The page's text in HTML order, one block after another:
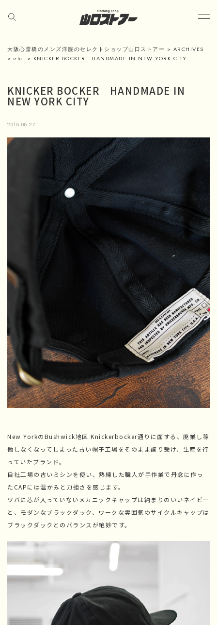
大阪心斎橋のメンズ洋服のセレクトショップ山口ストアー > ARCHIVES
> etc. > KNICKER BOCKER HANDMADE IN NEW YORK CITY
KNICKER BOCKER HANDMADE IN
NEW YORK CITY
2018-08-27
New YorkのBushwick地区 Knickerbocker通りに面する、廃業し稼
働しなくなってしまった古い帽子工場をそのまま譲り受け、生産を行
っていたブランド。
自社工場の古いミシンを使い、熟練した職人が手作業で丹念に作っ
たCAPには温かみと力強さを感じます。
ツバに芯が入っていないメカニックキャップは納まりのいいネイビー
と、モダンなブラックダック、ワークな雰囲気のサイクルキャップは
ブラックダックとのバランスが絶妙です。